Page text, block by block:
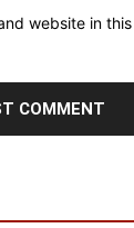
website in